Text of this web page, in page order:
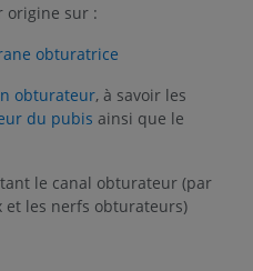
origine sur :
obturatrice
obturateur, à savoir les
du pubis ainsi que le
le canal obturateur (par
et les nerfs obturateurs)